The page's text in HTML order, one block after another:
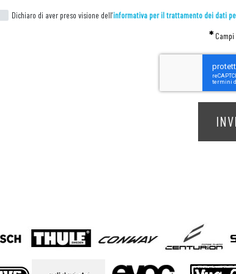
Dichiaro di aver preso visione dell’informativa per il trattamento dei dati
*